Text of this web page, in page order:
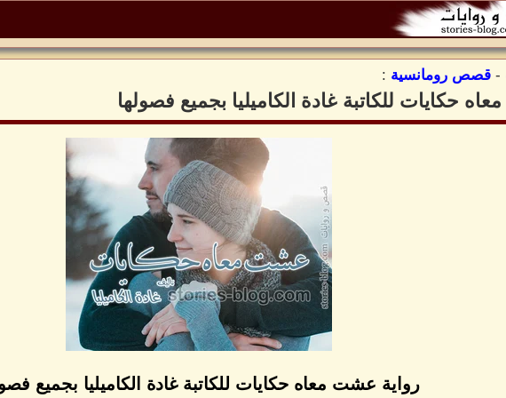
- قصص رومانسية :
حكايات للكاتبة غادة الكاميليا بجميع فصولها
رواية عشت معاه حكايات للكاتبة غادة الكاميليا بجميع